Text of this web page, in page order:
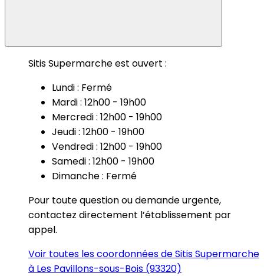
Sitis Supermarche est ouvert :
Lundi : Fermé
Mardi : 12h00 - 19h00
Mercredi : 12h00 - 19h00
Jeudi : 12h00 - 19h00
Vendredi : 12h00 - 19h00
Samedi : 12h00 - 19h00
Dimanche : Fermé
Pour toute question ou demande urgente,
contactez directement l’établissement par
appel.
Voir toutes les coordonnées de Sitis Supermarche
à Les Pavillons-sous-Bois (93320)